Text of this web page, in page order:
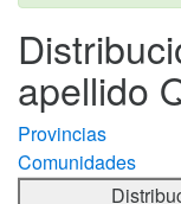
apellido
Provincias
Comunidades